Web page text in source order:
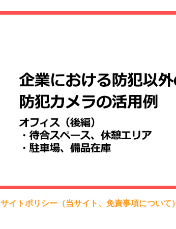
サイトポリシー（当サイト、免責事項について）